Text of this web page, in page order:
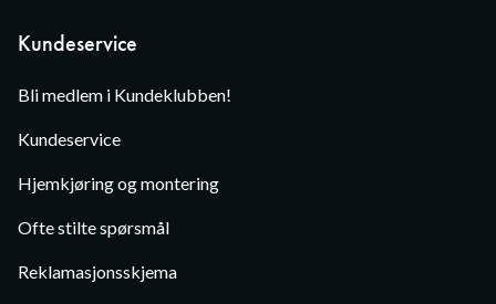
Kundeservice
Bli medlem i Kundeklubben!
Kundeservice
Hjemkjøring og montering
Ofte stilte spørsmål
Reklamasjonsskjema